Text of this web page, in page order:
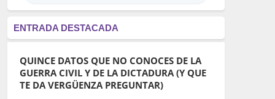
ENTRADA DESTACADA
QUINCE DATOS QUE NO CONOCES DE LA
GUERRA CIVIL Y DE LA DICTADURA (Y QUE
TE DA VERGÜENZA PREGUNTAR)